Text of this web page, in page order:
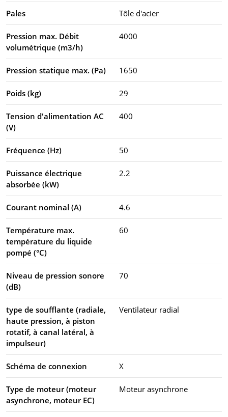
Pales Tôle d'acier
Pression max. Débit
volumétrique (m3/h)
4000
Pression statique max. (Pa) 1650
Poids (kg) 29
Tension d'alimentation AC
(V)
400
Fréquence (Hz) 50
Puissance électrique
absorbée (kW)
2.2
Courant nominal (A) 4.6
Température max.
température du liquide
pompé (°C)
60
Niveau de pression sonore
(dB)
70
type de soufflante (radiale,
haute pression, à piston
rotatif, à canal latéral, à
impulseur)
Ventilateur radial
Schéma de connexion X
Type de moteur (moteur
asynchrone, moteur EC)
Moteur asynchrone